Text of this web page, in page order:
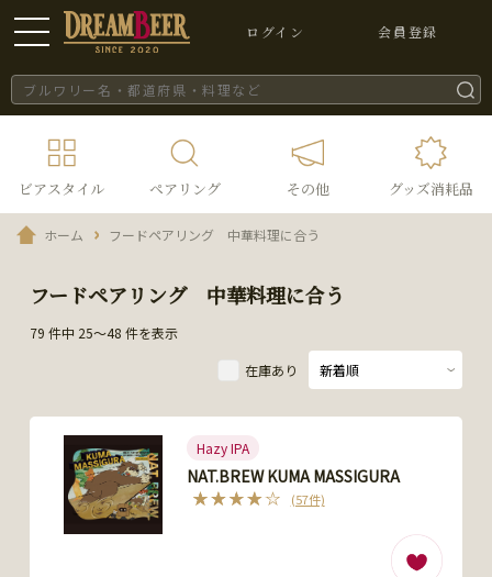
ログイン 会員登録
ビアスタイル ペアリング その他 グッズ消耗品
ホーム フードペアリング 中華料理に合う
フードペアリング 中華料理に合う
在庫あり
79 件中 25～48 件を表示
Hazy IPA
NAT.BREW KUMA MASSIGURA
(57件)